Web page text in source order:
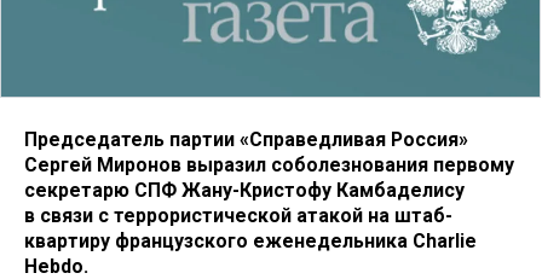
Председатель партии «Справедливая Россия»
Сергей Миронов выразил соболезнования первому
секретарю СПФ Жану-Кристофу Камбаделису
в связи с террористической атакой на штаб-
квартиру французского еженедельника Charlie
Hebdo.